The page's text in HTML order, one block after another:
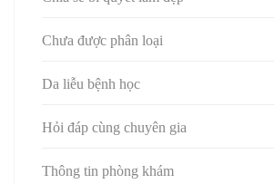
Chưa được phân loại
Da liễu bệnh học
Hỏi đáp cùng chuyên gia
Thông tin phòng khám